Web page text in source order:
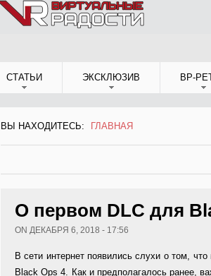
СТАТЬИ ЭКСКЛЮЗИВ ВР-
ВЫ НАХОДИТЕСЬ:
ВЫ НАХОДИТЕСЬ
ГЛАВНАЯ
О первом DLC для
ON ДЕКАБРЯ 6, 2018 - 17:56
В сети интернет появились слухи о том,
Black Ops 4. Как и предполагалось ранее,